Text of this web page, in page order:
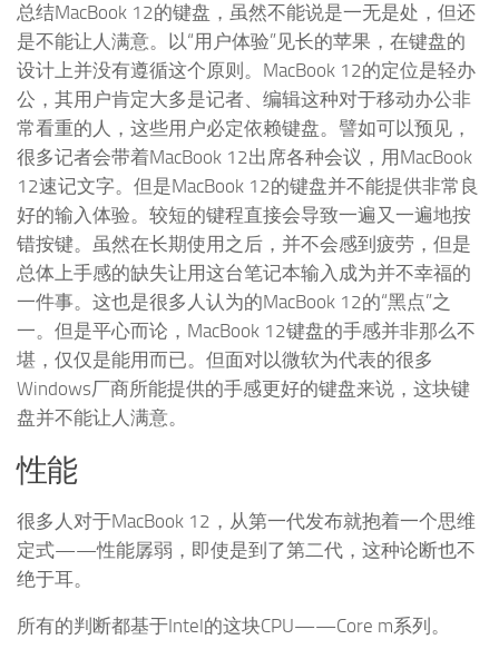
总结MacBook 12的键盘，虽然不能说是一无是处，但还
是不能让人满意。以“用户体验”见长的苹果，在键盘的
设计上并没有遵循这个原则。MacBook 12的定位是轻办
公，其用户肯定大多是记者、编辑这种对于移动办公非
常看重的人，这些用户必定依赖键盘。譬如可以预见，
很多记者会带着MacBook 12出席各种会议，用MacBook
12速记文字。但是MacBook 12的键盘并不能提供非常良
好的输入体验。较短的键程直接会导致一遍又一遍地按
错按键。虽然在长期使用之后，并不会感到疲劳，但是
总体上手感的缺失让用这台笔记本输入成为并不幸福的
一件事。这也是很多人认为的MacBook 12的“黑点”之
一。但是平心而论，MacBook 12键盘的手感并非那么不
堪，仅仅是能用而已。但面对以微软为代表的很多
Windows厂商所能提供的手感更好的键盘来说，这块键
盘并不能让人满意。
性能
很多人对于MacBook 12，从第一代发布就抱着一个思维
定式——性能孱弱，即使是到了第二代，这种论断也不
绝于耳。
所有的判断都基于Intel的这块CPU——Core m系列。